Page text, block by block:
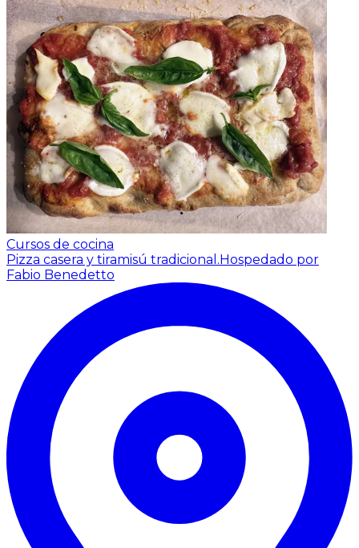
Cursos de cocina
Pizza casera y tiramisú tradicional.Hospedado por
Fabio Benedetto